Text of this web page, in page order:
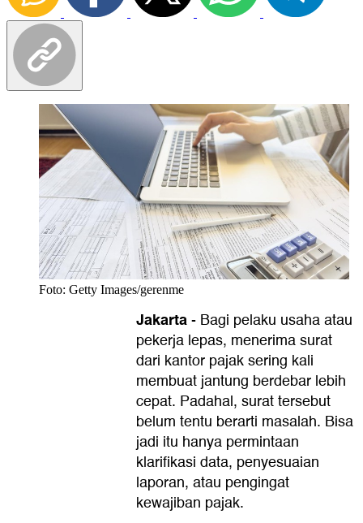
Foto: Getty Images/gerenme
Jakarta- Bagi pelaku usaha atau
pekerja lepas, menerima surat
dari kantor pajak sering kali
membuat jantung berdebar lebih
cepat. Padahal, surat tersebut
belum tentu berarti masalah. Bisa
jadi itu hanya permintaan
klarifikasi data, penyesuaian
laporan, atau pengingat
kewajiban pajak.